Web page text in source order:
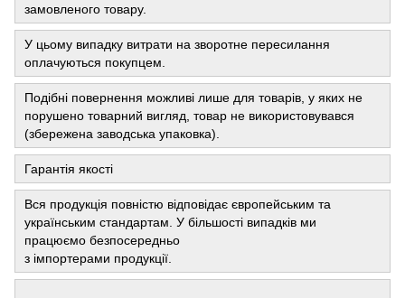
замовленого товару.
У цьому випадку витрати на зворотне пересилання
оплачуються покупцем.
Подібні повернення можливі лише для товарів, у яких не
порушено товарний вигляд, товар не використовувався
(збережена заводська упаковка).
Гарантія якості
Вся продукція повністю відповідає європейським та
українським стандартам. У більшості випадків ми
працюємо безпосередньо
з імпортерами продукції.